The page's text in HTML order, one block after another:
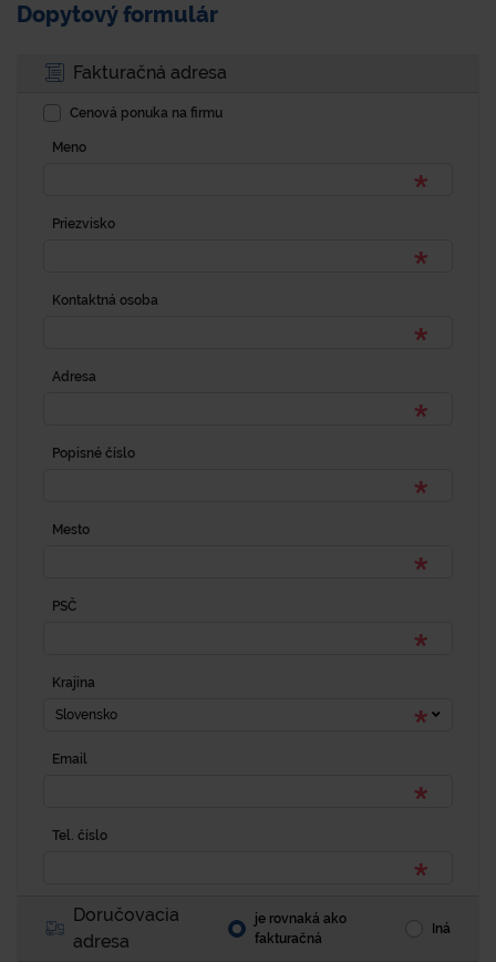
Dopytový formulár
Fakturačná adresa
Cenová ponuka na firmu
Meno
Priezvisko
Kontaktná osoba
Adresa
Popisné číslo
Mesto
PSČ
Krajina
Slovensko
Email
Tel. číslo
Doručovacia
adresa
je rovnaká ako
fakturačná
Iná